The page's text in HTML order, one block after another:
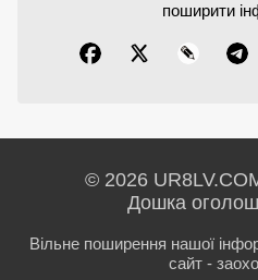
поширити
© 2026
Дошка
Вільне поширення нашої
сайт -